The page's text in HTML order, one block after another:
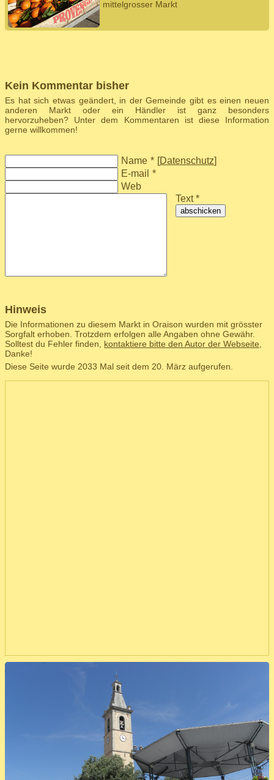
mittelgrosser Markt
Kein Kommentar bisher
Es hat sich etwas geändert, in der Gemeinde gibt es einen neuen
anderen Markt oder ein Händler ist ganz besonders
hervorzuheben? Unter dem Kommentaren ist diese Information
gerne willkommen!
Name * [Datenschutz]
E-mail *
Web
Text *
abschicken
Hinweis
Die Informationen zu diesem Markt in Oraison wurden mit grösster
Sorgfalt erhoben. Trotzdem erfolgen alle Angaben ohne Gewähr.
Solltest du Fehler finden, kontaktiere bitte den Autor der Webseite
Danke!
Diese Seite wurde 2033 Mal seit dem 20. März aufgerufen.